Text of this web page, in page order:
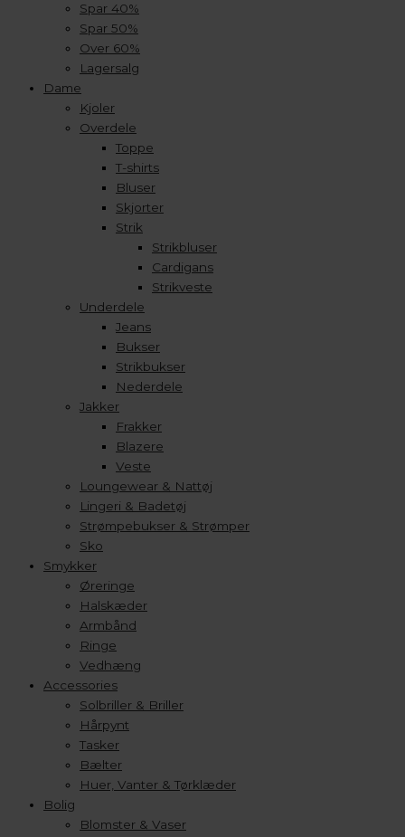
Spar 40%
Spar 50%
Over 60%
Lagersalg
Dame
Kjoler
Overdele
Toppe
T-shirts
Bluser
Skjorter
Strik
Strikbluser
Cardigans
Strikveste
Underdele
Jeans
Bukser
Strikbukser
Nederdele
Jakker
Frakker
Blazere
Veste
Loungewear & Nattøj
Lingeri & Badetøj
Strømpebukser & Strømper
Sko
Smykker
Øreringe
Halskæder
Armbånd
Ringe
Vedhæng
Accessories
Solbriller & Briller
Hårpynt
Tasker
Bælter
Huer, Vanter & Tørklæder
Bolig
Blomster & Vaser